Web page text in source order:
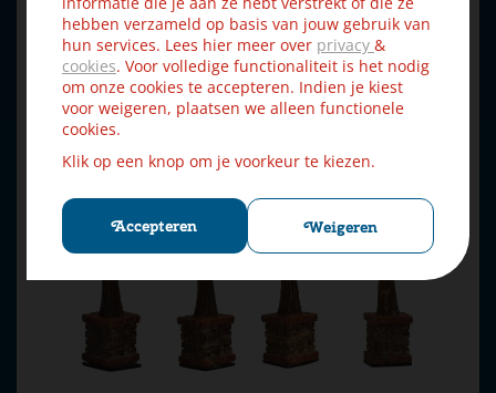
hebben verzameld op basis van jouw gebruik van
hun services. Lees hier meer over privacy &
cookies. Voor volledige functionaliteit is het nodig
om onze cookies te accepteren. Indien je kiest
voor weigeren, plaatsen we alleen functionele
cookies.
Klik op een knop om je voorkeur te kiezen.
Accepteren Weigeren